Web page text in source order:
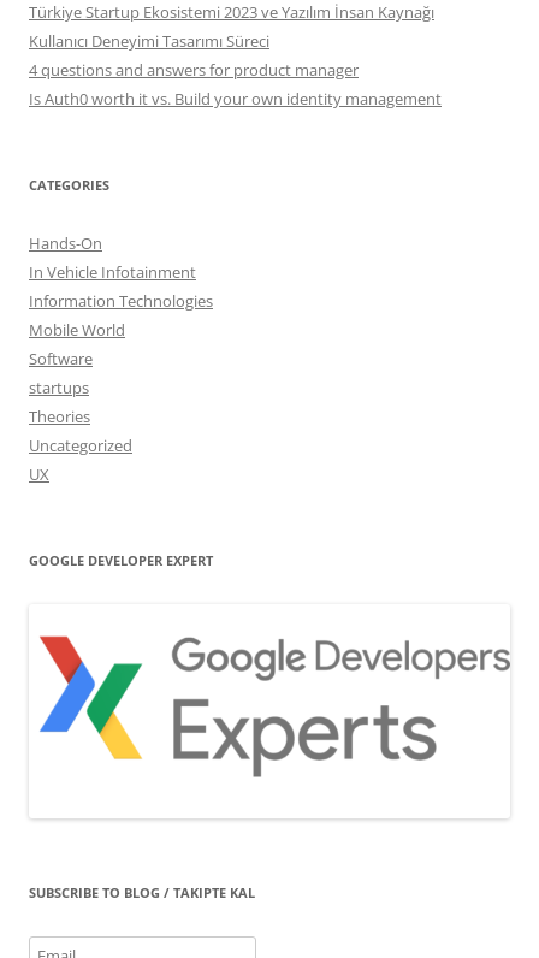
Türkiye Startup Ekosistemi 2023 ve Yazılım İnsan Kaynağı
Kullanıcı Deneyimi Tasarımı Süreci
4 questions and answers for product manager
Is Auth0 worth it vs. Build your own identity management
CATEGORIES
Hands-On
In Vehicle Infotainment
Information Technologies
Mobile World
Software
startups
Theories
Uncategorized
UX
GOOGLE DEVELOPER EXPERT
SUBSCRIBE TO BLOG / TAKIPTE KAL
Email